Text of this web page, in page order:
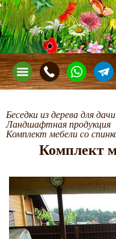
Беседки из дерева для
Ландшафтная продукция
Комплект мебели со
Комплект